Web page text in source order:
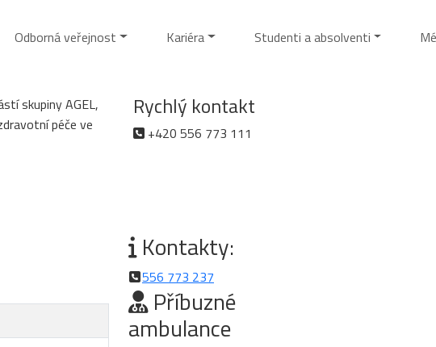
Odborná veřejnost Kariéra Studenti a absolventi
skupiny AGEL,
péče ve
Rychlý kontakt
+420 556 773 111
Kontakty:
556 773 237
Příbuzné
ambulance